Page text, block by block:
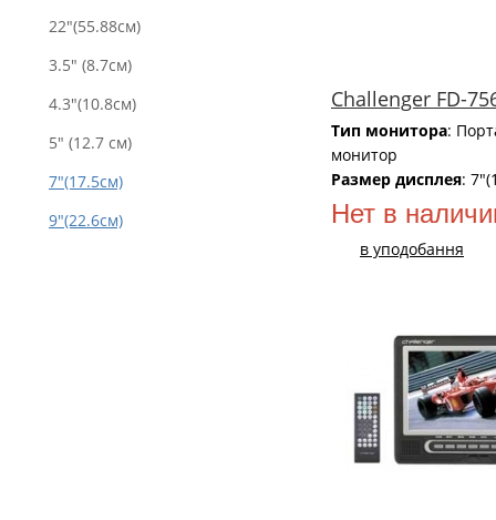
22"(55.88см)
3.5" (8.7см)
4.3"(10.8см)
5" (12.7 см)
7"(17.5cм)
9"(22.6см)
Challenger FD-
Тип монитора:
монитор
Размер дисплея:
Нет в
в уподобання